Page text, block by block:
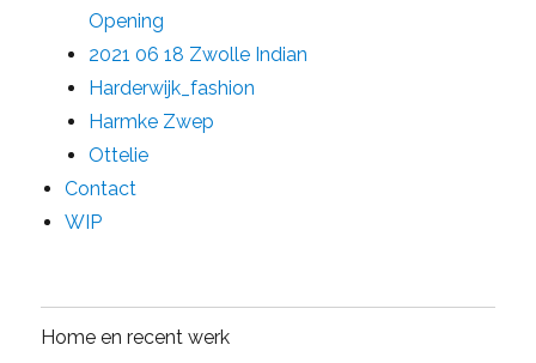
Opening
2021 06 18 Zwolle Indian
Harderwijk_fashion
Harmke Zwep
Ottelie
Contact
WIP
Home en recent werk